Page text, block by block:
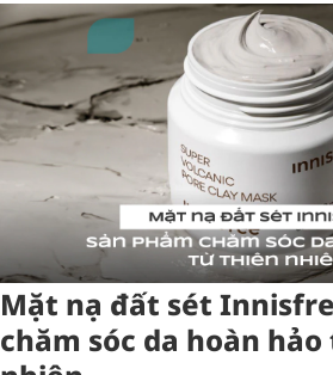
Mặt nạ đất sét
chăm sóc da hoàn